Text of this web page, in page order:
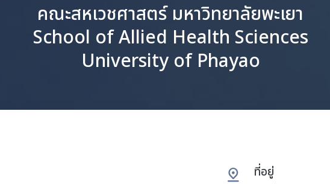
คณะสหเวชศาสตร์ มหาวิทยาลัยพะเยา
School of Allied Health Sciences
University of Phayao
ที่อยู่